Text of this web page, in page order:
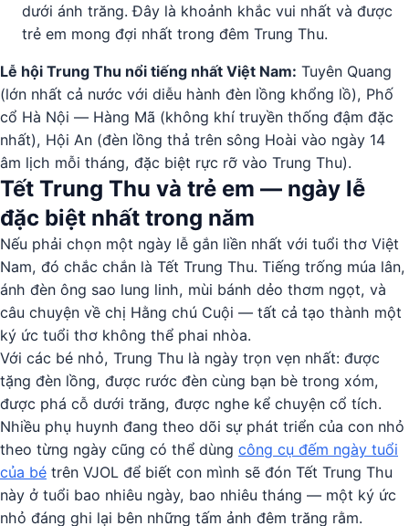
dưới ánh trăng. Đây là khoảnh khắc vui nhất và được
trẻ em mong đợi nhất trong đêm Trung Thu.
Lễ hội Trung Thu nổi tiếng nhất Việt Nam: Tuyên Quang
(lớn nhất cả nước với diễu hành đèn lồng khổng lồ), Phố
cổ Hà Nội — Hàng Mã (không khí truyền thống đậm đặc
nhất), Hội An (đèn lồng thả trên sông Hoài vào ngày 14
âm lịch mỗi tháng, đặc biệt rực rỡ vào Trung Thu).
Tết Trung Thu và trẻ em — ngày lễ
đặc biệt nhất trong năm
Nếu phải chọn một ngày lễ gắn liền nhất với tuổi thơ Việt
Nam, đó chắc chắn là Tết Trung Thu. Tiếng trống múa lân,
ánh đèn ông sao lung linh, mùi bánh dẻo thơm ngọt, và
câu chuyện về chị Hằng chú Cuội — tất cả tạo thành một
ký ức tuổi thơ không thể phai nhòa.
Với các bé nhỏ, Trung Thu là ngày trọn vẹn nhất: được
tặng đèn lồng, được rước đèn cùng bạn bè trong xóm,
được phá cỗ dưới trăng, được nghe kể chuyện cổ tích.
Nhiều phụ huynh đang theo dõi sự phát triển của con nhỏ
theo từng ngày cũng có thể dùng công cụ đếm ngày tuổi
của bé trên VJOL để biết con mình sẽ đón Tết Trung Thu
này ở tuổi bao nhiêu ngày, bao nhiêu tháng — một ký ức
nhỏ đáng ghi lại bên những tấm ảnh đêm trăng rằm.